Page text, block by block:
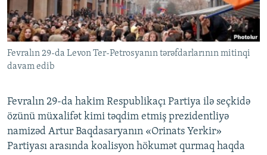
İZ - MƏDƏNIYYƏT PROQRAMI
MATERIALLARIMIZDAN ISTIFADƏ
AZADLIQRADIOSU MOBIL TELEFONUNUZDA
BIZIMLƏ ƏLAQƏ
RFE/RL-in bütün saytları
Fevralın 29-da Levon Ter-Petrosyanın tərəfdarlarının mitinqi
davam edib
Fevralın 29-da hakim Respublikaçı Partiya ilə seçkidə
özünü müxalifət kimi təqdim etmiş prezidentliyə
namizəd Artur Baqdasaryanın «Orinats Yerkir»
Partiyası arasında koalisyon hökumət qurmaq haqda